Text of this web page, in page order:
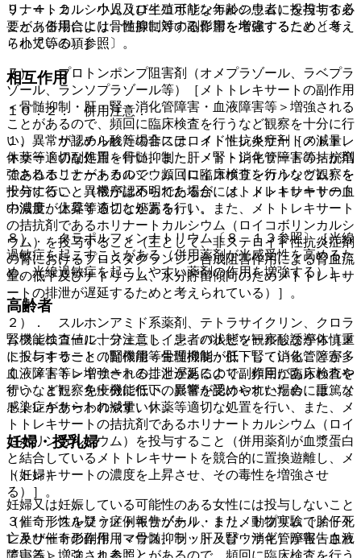
リナートカルシウム（ロイコボリンカルシウム）を投与する
こと（併用により骨髄抑制等の副作用を増強するためと考え
られている）］。
７）． プロトンポンプ阻害剤（オメプラゾール、ラベプラ
ゾール、ランソプラゾール等）［メトトレキサートの副作用
＜骨髄抑制・肝・腎・消化管障害・血液障害等＞増強される
ことがあるので、頻回に臨床検査を行うなど観察を十分に行
い、異常が認められた場合には、メトトレキサートの減量、
休薬等適切な処置を行い、また、メトトレキサートの拮抗剤
であるホリナートカルシウム（ロイコボリンカルシウム）を
投与すること（機序は不明であるが、メトトレキサートの血
中濃度が上昇することがある）］。
８）． タラポルフィンナトリウム〔８．１３参照〕［光線
過敏症を起こすことがある（併用薬剤が光感受性を高めるた
め、光線過敏症を起こしやすい薬剤の作用を増強する）］。
高齢者
腎機能検査値に十分注意し、患者の状態を観察しながら慎重
に投与すること（腎機能等生理機能が低下していることが多
く、メトトレキサートの排泄遅延により副作用があらわれや
すい、また、免疫機能低下の影響を受けやすいため、重篤な
感染症があらわれやすい）。
妊婦・授乳婦
（妊婦）
妊婦又は妊娠している可能性のある女性には投与しないこと
（催奇形性を疑う症例報告があり、また、動物実験で胎仔死
亡及び催奇形作用（マウス、ラット及びウサギ）が報告され
９．４．２． 小児及び生殖可能な年齢の患者に投与する必
要がある場合には、性腺に対する影響を考慮すること〔９．
７小児等の項参照〕。
相互作用
１０．２． 併用注意：
１）． サリチル酸等の非ステロイド性抗炎症剤［メトトレ
キサートの副作用＜骨髄抑制・肝・腎・消化管障害等＞が増
強されることがあるので、頻回に臨床検査を行うなど観察を
十分に行い、異常が認められた場合には、メトトレキサート
の減量、休薬等適切な処置を行い、また、メトトレキサート
の拮抗剤であるホリナートカルシウム（ロイコボリンカルシ
ウム）を投与すること（主として、非ステロイド性抗炎症剤
の腎におけるプロスタグランジン合成阻害作用による腎血流
量の低下及びナトリウム、水分貯留傾向のためメトトレキサ
ートの排泄が遅延するためと考えられている）］。
２）． スルホンアミド系薬剤、テトラサイクリン、クロラ
ムフェニコール、フェニトイン、バルビツール酸誘導体［メ
トトレキサートの副作用＜骨髄抑制・肝・腎・消化管障害・
血液障害等＞増強されることがあるので、頻回に臨床検査を
行うなど観察を十分に行い、異常が認められた場合には、メ
トトレキサートの減量、休薬等適切な処置を行い、また、メ
トトレキサートの拮抗剤であるホリナートカルシウム（ロイ
コボリンカルシウム）を投与すること（併用薬剤が血漿蛋白
と結合しているメトトレキサートを競合的に置換遊離し、メ
トトレキサートの濃度を上昇させ、その毒性を増強させ
る）］。
３）． スルファメトキサゾール・トリメトプリム［メトト
レキサートの副作用＜骨髄抑制・肝・腎・消化管障害・血液